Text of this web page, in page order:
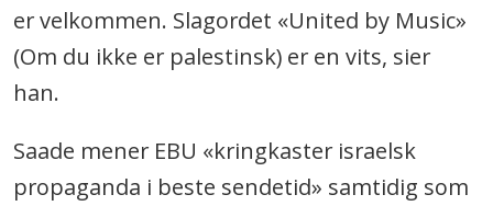
er velkommen. Slagordet «United by Music»
(Om du ikke er palestinsk) er en vits, sier
han.
Saade mener EBU «kringkaster israelsk
propaganda i beste sendetid» samtidig som